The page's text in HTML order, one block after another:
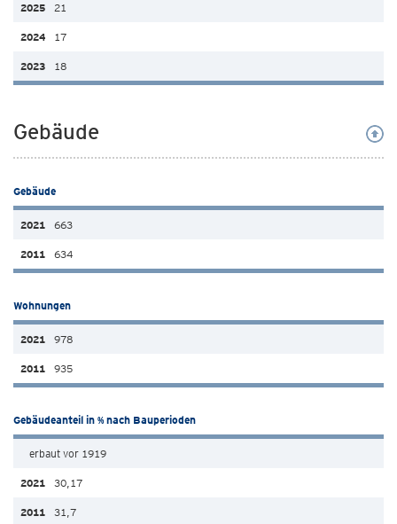
21
17
18
Gebäude
Gebäude
663
634
Wohnungen
978
935
Gebäudeanteil in % nach Bauperioden
erbaut vor 1919
30,17
31,7